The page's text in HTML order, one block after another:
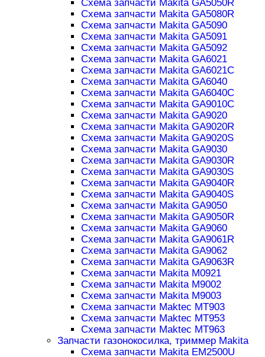
Схема запчасти Makita GA5050R
Схема запчасти Makita GA5080R
Схема запчасти Makita GA5090
Схема запчасти Makita GA5091
Схема запчасти Makita GA5092
Схема запчасти Makita GA6021
Схема запчасти Makita GA6021C
Схема запчасти Makita GA6040
Схема запчасти Makita GA6040C
Схема запчасти Makita GA9010C
Схема запчасти Makita GA9020
Схема запчасти Makita GA9020R
Схема запчасти Makita GA9020S
Схема запчасти Makita GA9030
Схема запчасти Makita GA9030R
Схема запчасти Makita GA9030S
Схема запчасти Makita GA9040R
Схема запчасти Makita GA9040S
Схема запчасти Makita GA9050
Схема запчасти Makita GA9050R
Схема запчасти Makita GA9060
Схема запчасти Makita GA9061R
Схема запчасти Makita GA9062
Схема запчасти Makita GA9063R
Схема запчасти Makita M0921
Схема запчасти Makita M9002
Схема запчасти Makita M9003
Схема запчасти Maktec MT903
Схема запчасти Maktec MT953
Схема запчасти Maktec MT963
Запчасти газонокосилка, триммер Makita
Схема запчасти Makita EM2500U